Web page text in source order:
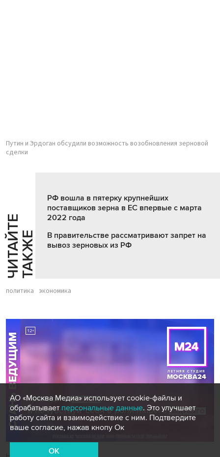
Путин и Эрдоган обсудили возможность возобновления зерновой
сделки
Ч
И
Т
АЙ
Т
Е
Т
А
К
ЖЕ
РФ вошла в пятерку крупнейших
поставщиков зерна в ЕС впервые с марта
2022 года
В правительстве рассматривают запрет на
вывоз зерновых из РФ
политика экономика
АО «Москва Медиа» использует cookie-файлы и
обрабатывает персональные данные. Это улучшает
работу сайта и взаимодействие с ним. Подтвердите
ваше согласие, нажав кнопу Ок
OK